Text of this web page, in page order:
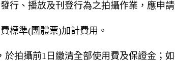
行、播放及刊登行為之拍攝作業，應申
標準(團體票)加計費用。
拍攝前1日繳清全部使用費及保證金；